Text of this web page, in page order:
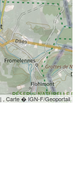
| , Carte � IGN-F/Geoportail